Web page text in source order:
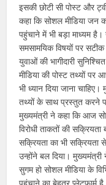
इसकी छोटी सी पोस्ट और
कहा कि सोशल मीडिया जन
पहुंचाने में भी बड़ा माध्यम
समसामयिक विषयों पर
युवाओं की भागीदारी
मीडिया की पोस्ट तथ्यों पर
भी ध्यान दिया जाना
तथ्यों के साथ प्रस्तुत करने
मुख्यमंत्री ने कहा कि आज
विरोधी ताकतों की
सक्रियता का भी सक्रियता
उन्होंने बल दिया।
सुगम हो सोशल मीडिया के